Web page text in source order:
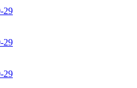
29
29
29